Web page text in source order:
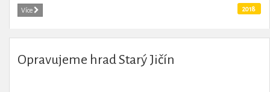
Více 2018
Opravujeme hrad Starý Jičín